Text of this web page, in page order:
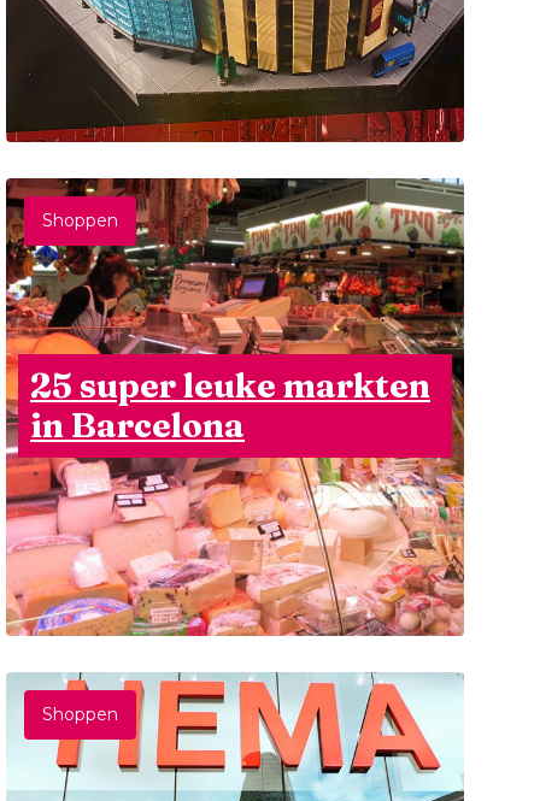
Shoppen
25 super leuke markten
in Barcelona
Shoppen